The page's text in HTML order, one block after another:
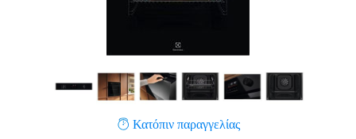
Κατόπιν παραγγελίας